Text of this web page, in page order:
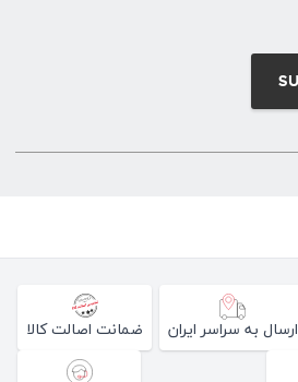
ارسال به سراسر ایران ضمانت اصالت کالا